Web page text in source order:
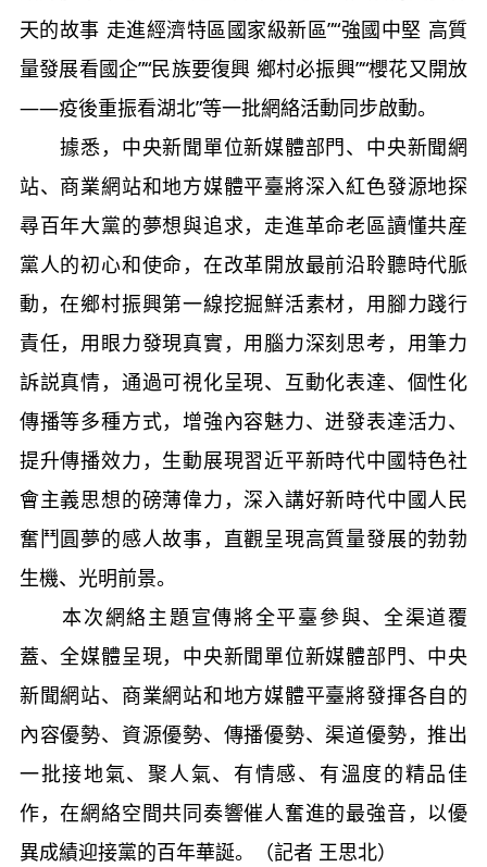
天的故事 走進經濟特區國家級新區”“強國中堅 高質
量發展看國企”“民族要復興 鄉村必振興”“櫻花又開放
——疫後重振看湖北”等一批網絡活動同步啟動。
據悉，中央新聞單位新媒體部門、中央新聞網
站、商業網站和地方媒體平臺將深入紅色發源地探
尋百年大黨的夢想與追求，走進革命老區讀懂共産
黨人的初心和使命，在改革開放最前沿聆聽時代脈
動，在鄉村振興第一線挖掘鮮活素材，用腳力踐行
責任，用眼力發現真實，用腦力深刻思考，用筆力
訴説真情，通過可視化呈現、互動化表達、個性化
傳播等多種方式，增強內容魅力、迸發表達活力、
提升傳播效力，生動展現習近平新時代中國特色社
會主義思想的磅薄偉力，深入講好新時代中國人民
奮鬥圓夢的感人故事，直觀呈現高質量發展的勃勃
生機、光明前景。
本次網絡主題宣傳將全平臺參與、全渠道覆
蓋、全媒體呈現，中央新聞單位新媒體部門、中央
新聞網站、商業網站和地方媒體平臺將發揮各自的
內容優勢、資源優勢、傳播優勢、渠道優勢，推出
一批接地氣、聚人氣、有情感、有溫度的精品佳
作，在網絡空間共同奏響催人奮進的最強音，以優
異成績迎接黨的百年華誕。（記者 王思北）